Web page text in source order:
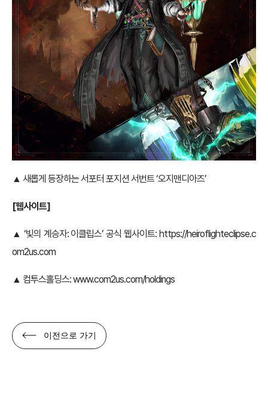
▲ 새롭게 등장하는 서포터 포지션 서번트 ‘오지맨디아즈’
[웹사이트]
▲ ‘빛의 계승자: 이클립스’ 공식 웹사이트: https://heiroflighteclipse.c
om2us.com
▲ 컴투스홀딩스:www.com2us.com/holdings
이전으로 가기